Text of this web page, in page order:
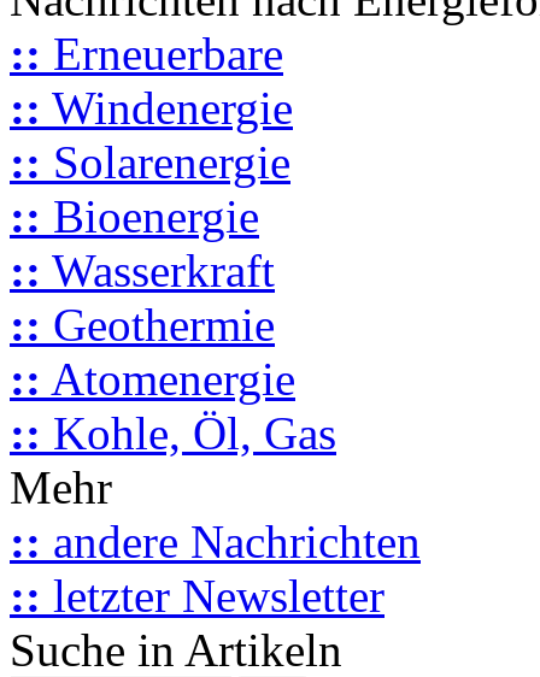
:: Erneuerbare
:: Windenergie
:: Solarenergie
:: Bioenergie
:: Wasserkraft
:: Geothermie
:: Atomenergie
:: Kohle, Öl, Gas
Mehr
:: andere Nachrichten
:: letzter Newsletter
Suche in Artikeln